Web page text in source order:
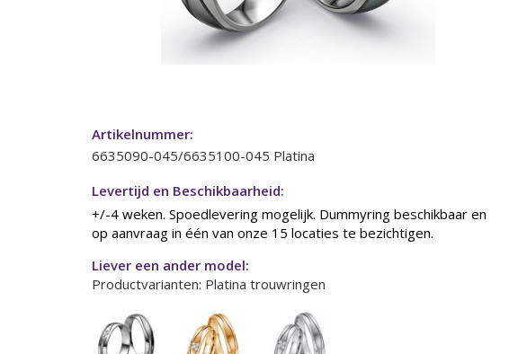
Artikelnummer:
6635090-045/6635100-045 Platina
Levertijd en Beschikbaarheid:
+/-4 weken. Spoedlevering mogelijk. Dummyring beschikbaar en
op aanvraag in één van onze 15 locaties te bezichtigen.
Liever een ander model:
Productvarianten: Platina trouwringen